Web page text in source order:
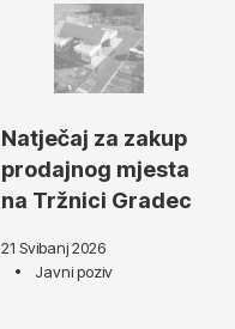
Natječaj za zakup
prodajnog mjesta
na Tržnici Gradec
21 Svibanj 2026
Javni poziv